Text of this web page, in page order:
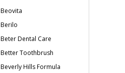
Beovita
Berilo
Beter Dental Care
Better Toothbrush
Beverly Hills Formula